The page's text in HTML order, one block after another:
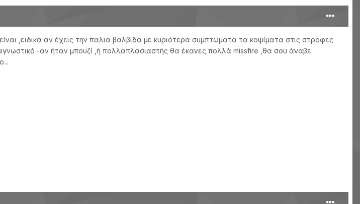
,ειδικά αν έχεις την παλια βαλβίδα με κυριότερα συμπτώματα τα κοψίματα στις στροφες
-αν ήταν μπουζί ,ή πολλαπλασιαστής θα έκανες πολλά missfire ,θα σου άναβε